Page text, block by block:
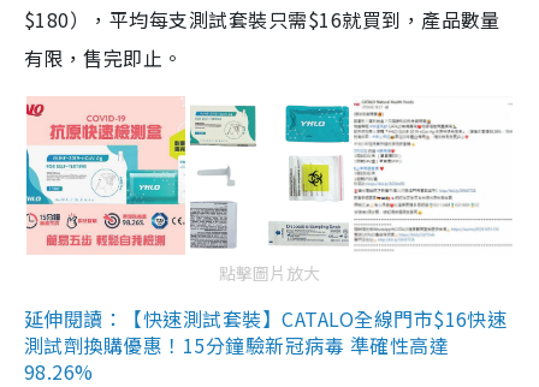
$180），平均每支測試套裝只需$16就買到，產品數量
有限，售完即止。
點擊圖片放大
延伸閱讀：【快速測試套裝】CATALO全線門市$16快速
測試劑換購優惠！15分鐘驗新冠病毒 準確性高達
98.26%